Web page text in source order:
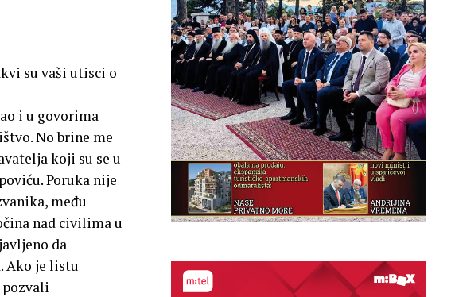
su vaši utisci o
i u govorima
No brine me
koji su se u
Poruka nije
među
nad civilima u
da
Ako je listu